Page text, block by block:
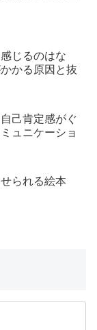
じるのはな
かる原因と抜
己肯定感がぐ
ュニケーショ
られる絵本